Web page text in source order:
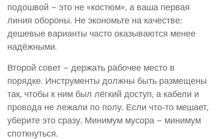
подошвой – это не «костюм», а ваша первая
линия обороны. Не экономьте на качестве:
дешевые варианты часто оказываются менее
надёжными.
Второй совет – держать рабочее место в
порядке. Инструменты должны быть размещены
так, чтобы к ним был лёгкий доступ, а кабели и
провода не лежали по полу. Если что‑то мешает,
уберите это сразу. Минимум мусора – минимум
споткнуться.